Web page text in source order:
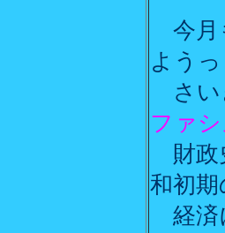
今月
よう
さい
ファ
財政
和初
経済